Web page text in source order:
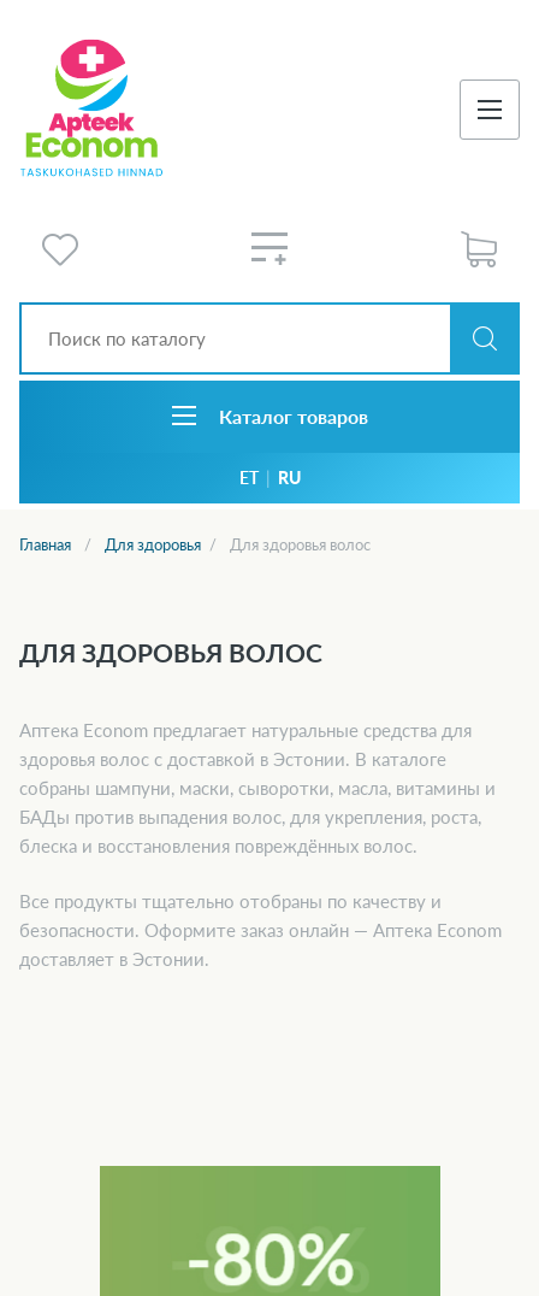
Каталог товаров
ET | RU
Главная Для здоровья Для здоровья волос
ДЛЯ ЗДОРОВЬЯ ВОЛОС
Аптека Econom предлагает натуральные средства для
здоровья волос с доставкой в Эстонии. В каталоге
собраны шампуни, маски, сыворотки, масла, витамины и
БАДы против выпадения волос, для укрепления, роста,
блеска и восстановления повреждённых волос.
Все продукты тщательно отобраны по качеству и
безопасности. Оформите заказ онлайн — Аптека Econom
доставляет в Эстонии.